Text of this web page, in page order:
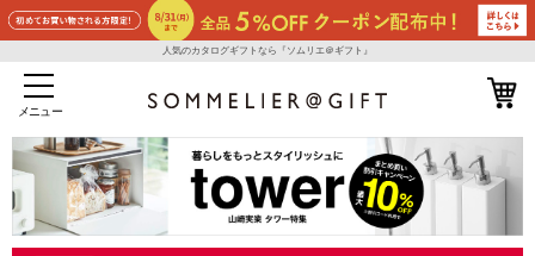
人気のカタログギフトなら『ソムリエ＠ギフト』
メニュー